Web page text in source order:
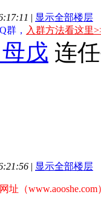
| 显示全部楼层
群， 入群方法看这里
戊 连
| 显示全部楼层
址（